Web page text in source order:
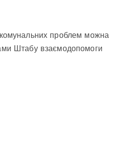
проблем можна
Штабу взаємодопомоги